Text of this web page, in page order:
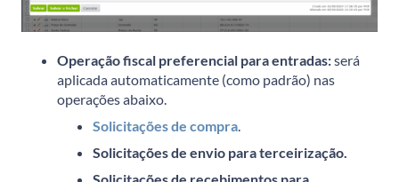
Operação fiscal preferencial para entradas:será
aplicada automaticamente (como padrão) nas
operações abaixo.
Solicitações de compra
Solicitações de envio para terceirização.
Solicitações de recebimentos para